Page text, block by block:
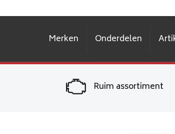
Merken Onderdelen
Ruim assortiment